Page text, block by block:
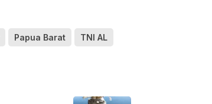
Papua Barat TNI AL